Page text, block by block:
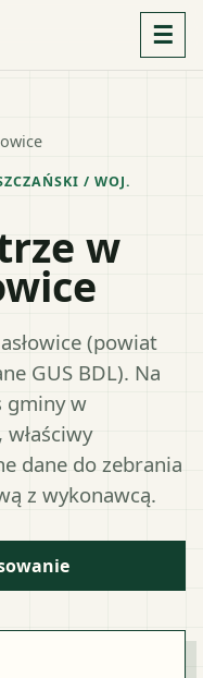
☰
/ WOJ.
w
(powiat
GUS BDL). Na
gminy w
dane do zebrania
z wykonawcą.